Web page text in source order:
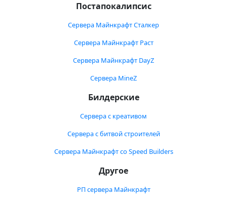
Постапокалипсис
Сервера Майнкрафт Сталкер
Сервера Майнкрафт Раст
Сервера Майнкрафт DayZ
Сервера MineZ
Билдерские
Сервера с креативом
Сервера с битвой строителей
Сервера Майнкрафт со Speed Builders
Другое
РП сервера Майнкрафт